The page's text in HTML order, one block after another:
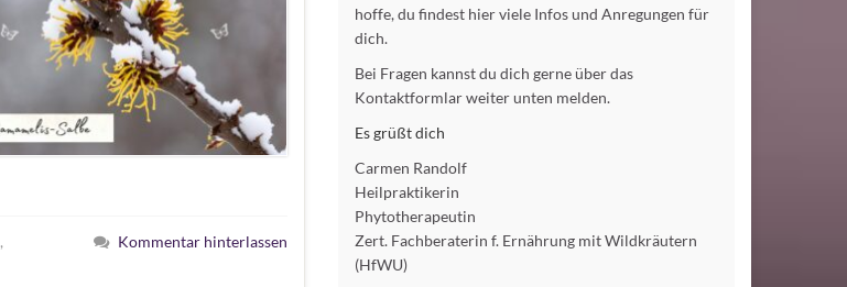
,
Kommentar hinterlassen
hoffe, du findest hier viele Infos und Anregungen für
dich.
Bei Fragen kannst du dich gerne über das
Kontaktformlar weiter unten melden.
Es grüßt dich
Carmen Randolf
Heilpraktikerin
Phytotherapeutin
Zert. Fachberaterin f. Ernährung mit Wildkräutern
(HfWU)